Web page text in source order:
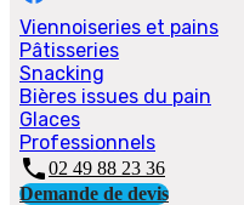
Viennoiseries et pains
Pâtisseries
Snacking
Bières issues du pain
Glaces
Professionnels
phone02 49 88 23 36
Demande de devis